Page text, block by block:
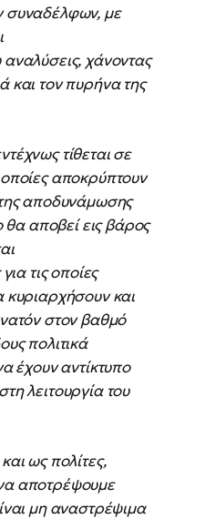
συναδέλφων, με
αναλύσεις, χάνοντας
και τον πυρήνα της
τίθεται σε
αποκρύπτουν
της αποδυνάμωσης
θα αποβεί εις βάρος
τις οποίες
κυριαρχήσουν και
στον βαθμό
πολιτικά
έχουν αντίκτυπο
λειτουργία του
ως πολίτες,
αποτρέψουμε
μη αναστρέψιμα